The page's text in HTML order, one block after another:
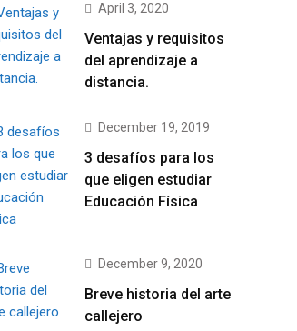
April 3, 2020
Ventajas y requisitos
del aprendizaje a
distancia.
December 19, 2019
3 desafíos para los
que eligen estudiar
Educación Física
December 9, 2020
Breve historia del arte
callejero